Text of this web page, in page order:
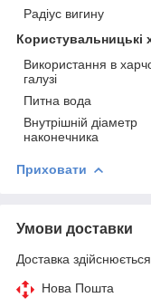
Радіус вигину
Користувальницькі
Використання в
галузі
Питна вода
Внутрішній діаметр
наконечника
Приховати
Умови доставки
Доставка
Нова Пошта